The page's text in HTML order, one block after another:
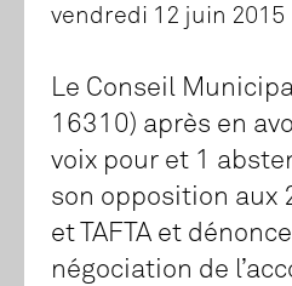
vendredi 12 juin 2015
Le Conseil
16310) après en
voix pour et 1
son opposition aux
et TAFTA et
négociation de